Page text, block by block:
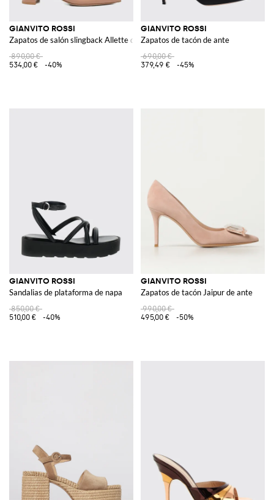
GIANVITO ROSSI
Zapatos de salón slingback Allette de en piel con tacón bajo y punta
890,00 €
534,00 €
-40%
GIANVITO ROSSI
Zapatos de tacón de ante
690,00 €
379,49 €
-45%
GIANVITO ROSSI
Sandalias de plataforma de napa
850,00 €
510,00 €
-40%
GIANVITO ROSSI
Zapatos de tacón Jaipur de ante
990,00 €
495,00 €
-50%